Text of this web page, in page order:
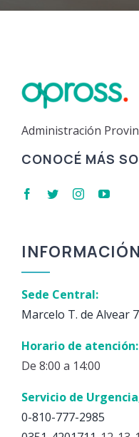
Administración
CONOCÉ MÁS
Sede Central:
Marcelo T. de Alvear
Horario de atención:
De 8:00 a 14:00
Servicio de
0-810-777-2985